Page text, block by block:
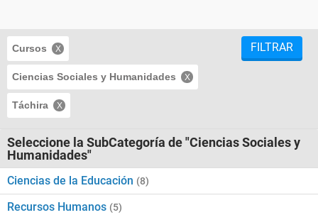
Cursos
Ciencias Sociales y Humanidades
Táchira
FILTRAR
Seleccione la SubCategoría de "Ciencias Sociales y
Humanidades"
Ciencias de la Educación (8)
Recursos Humanos (5)